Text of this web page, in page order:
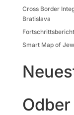
Cross Border
Bratislava
Smart Map of